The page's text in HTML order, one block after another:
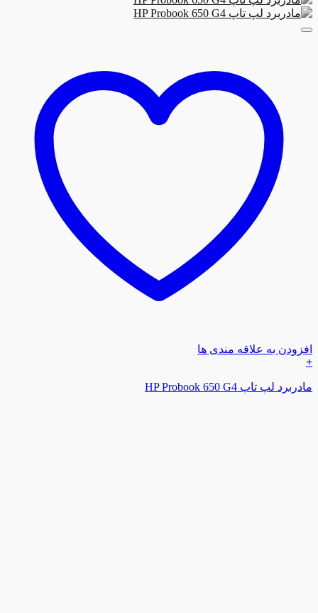
افزودن به علاقه مندی ها
+
مادربرد لپ تاپ HP Probook 650 G4